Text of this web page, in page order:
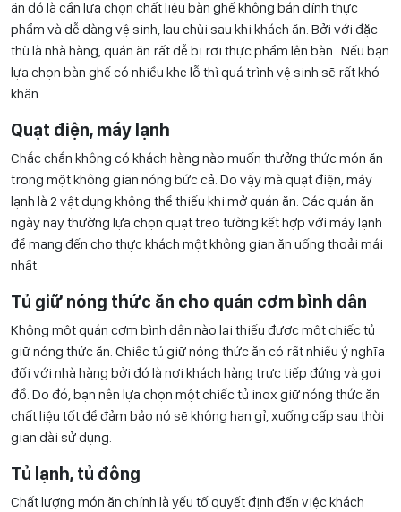
ăn đó là cần lựa chọn chất liệu bàn ghế không bán dính thực
phẩm và dễ dàng vệ sinh, lau chùi sau khi khách ăn. Bởi với đặc
thù là nhà hàng, quán ăn rất dễ bị rơi thực phẩm lên bàn. Nếu bạn
lựa chọn bàn ghế có nhiều khe lỗ thì quá trình vệ sinh sẽ rất khó
khăn.
Quạt điện, máy lạnh
Chắc chắn không có khách hàng nào muốn thưởng thức món ăn
trong một không gian nóng bức cả. Do vậy mà quạt điện, máy
lạnh là 2 vật dụng không thể thiếu khi mở quán ăn. Các quán ăn
ngày nay thường lựa chọn quạt treo tường kết hợp với máy lạnh
để mang đến cho thực khách một không gian ăn uống thoải mái
nhất.
Tủ giữ nóng thức ăn cho quán cơm bình dân
Không một quán cơm bình dân nào lại thiếu được một chiếc tủ
giữ nóng thức ăn. Chiếc tủ giữ nóng thức ăn có rất nhiều ý nghĩa
đối với nhà hàng bởi đó là nơi khách hàng trực tiếp đứng và gọi
đồ. Do đó, bạn nên lựa chọn một chiếc tủ inox giữ nóng thức ăn
chất liệu tốt để đảm bảo nó sẽ không han gỉ, xuống cấp sau thời
gian dài sử dụng.
Tủ lạnh, tủ đông
Chất lượng món ăn chính là yếu tố quyết định đến việc khách